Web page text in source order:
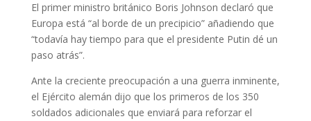
El primer ministro británico Boris Johnson declaró que
Europa está “al borde de un precipicio” añadiendo que
“todavía hay tiempo para que el presidente Putin dé un
paso atrás”.
Ante la creciente preocupación a una guerra inminente,
el Ejército alemán dijo que los primeros de los 350
soldados adicionales que enviará para reforzar el